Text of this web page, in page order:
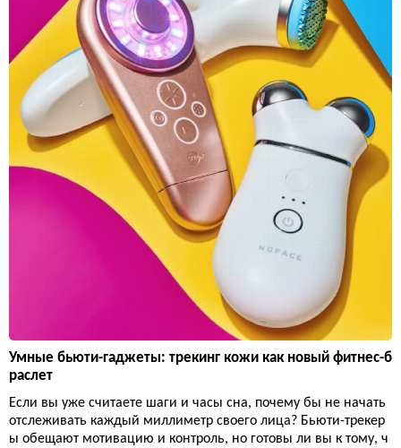
Умные бьюти-гаджеты: трекинг кожи как новый фитнес-б
раслет
Если вы уже считаете шаги и часы сна, почему бы не начать
отслеживать каждый миллиметр своего лица? Бьюти-трекер
ы обещают мотивацию и контроль, но готовы ли вы к тому, ч